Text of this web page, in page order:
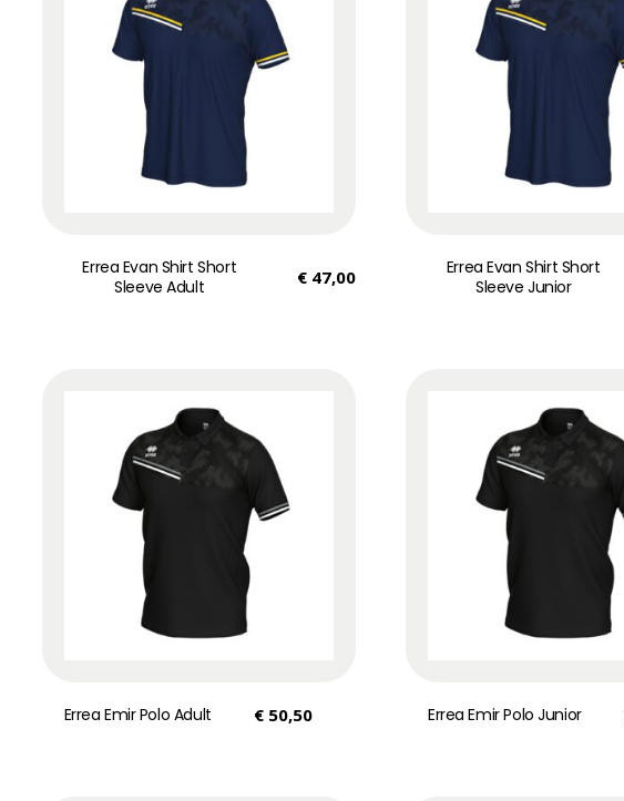
Errea Evan Shirt Short
Sleeve Adult
€ 47,00
Errea Evan Shirt Short
Sleeve Junior
Errea Emir Polo Adult €50,50 Errea Emir Polo Junior